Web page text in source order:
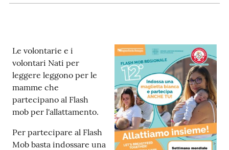
Casa
Piani
Archivio
storico
Le volontarie e i
volontari Nati per
leggere leggono per le
mamme che
partecipano al Flash
mob per l'allattamento.
Per partecipare al Flash
Mob basta indossare una